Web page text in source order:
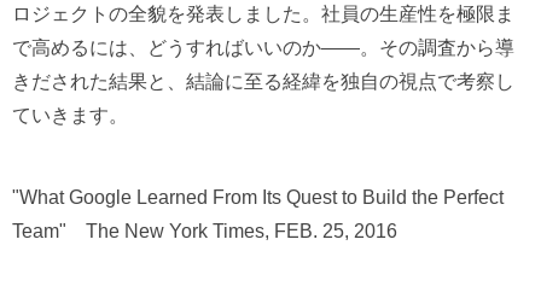
ロジェクトの全貌を発表しました。社員の生産性を極限ま
で高めるには、どうすればいいのか――。その調査から導
きだされた結果と、結論に至る経緯を独自の視点で考察し
ていきます。
"What Google Learned From Its Quest to Build the Perfect
Team" The New York Times, FEB. 25, 2016